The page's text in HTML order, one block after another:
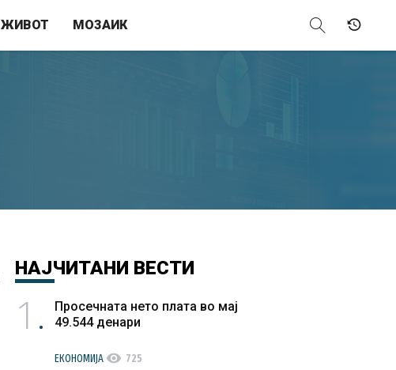
ЖИВОТ МОЗАИК
НАЈЧИТАНИ ВЕСТИ
1
Просечната нето плата во мај
49.544 денари
ЕКОНОМИЈА visibility 725